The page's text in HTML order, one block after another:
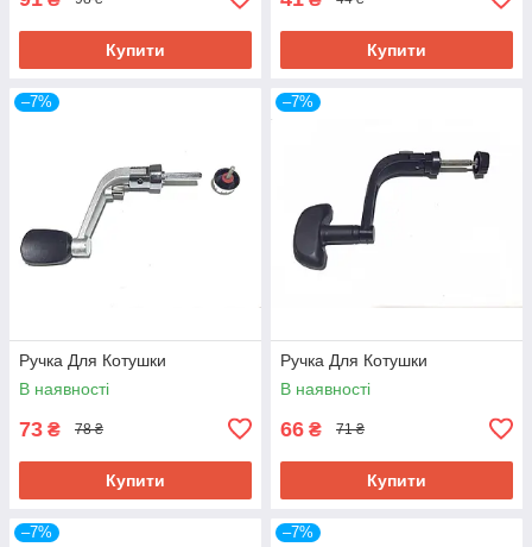
Купити Купити
–7%
Ручка Для Котушки
В наявності
73 ₴ 78 ₴
Купити
–7%
Ручка Для Котушки
В наявності
66 ₴ 71 ₴
Купити
–7% –7%